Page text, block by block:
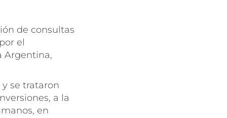
de consultas
el
Argentina,
se trataron
a la
en